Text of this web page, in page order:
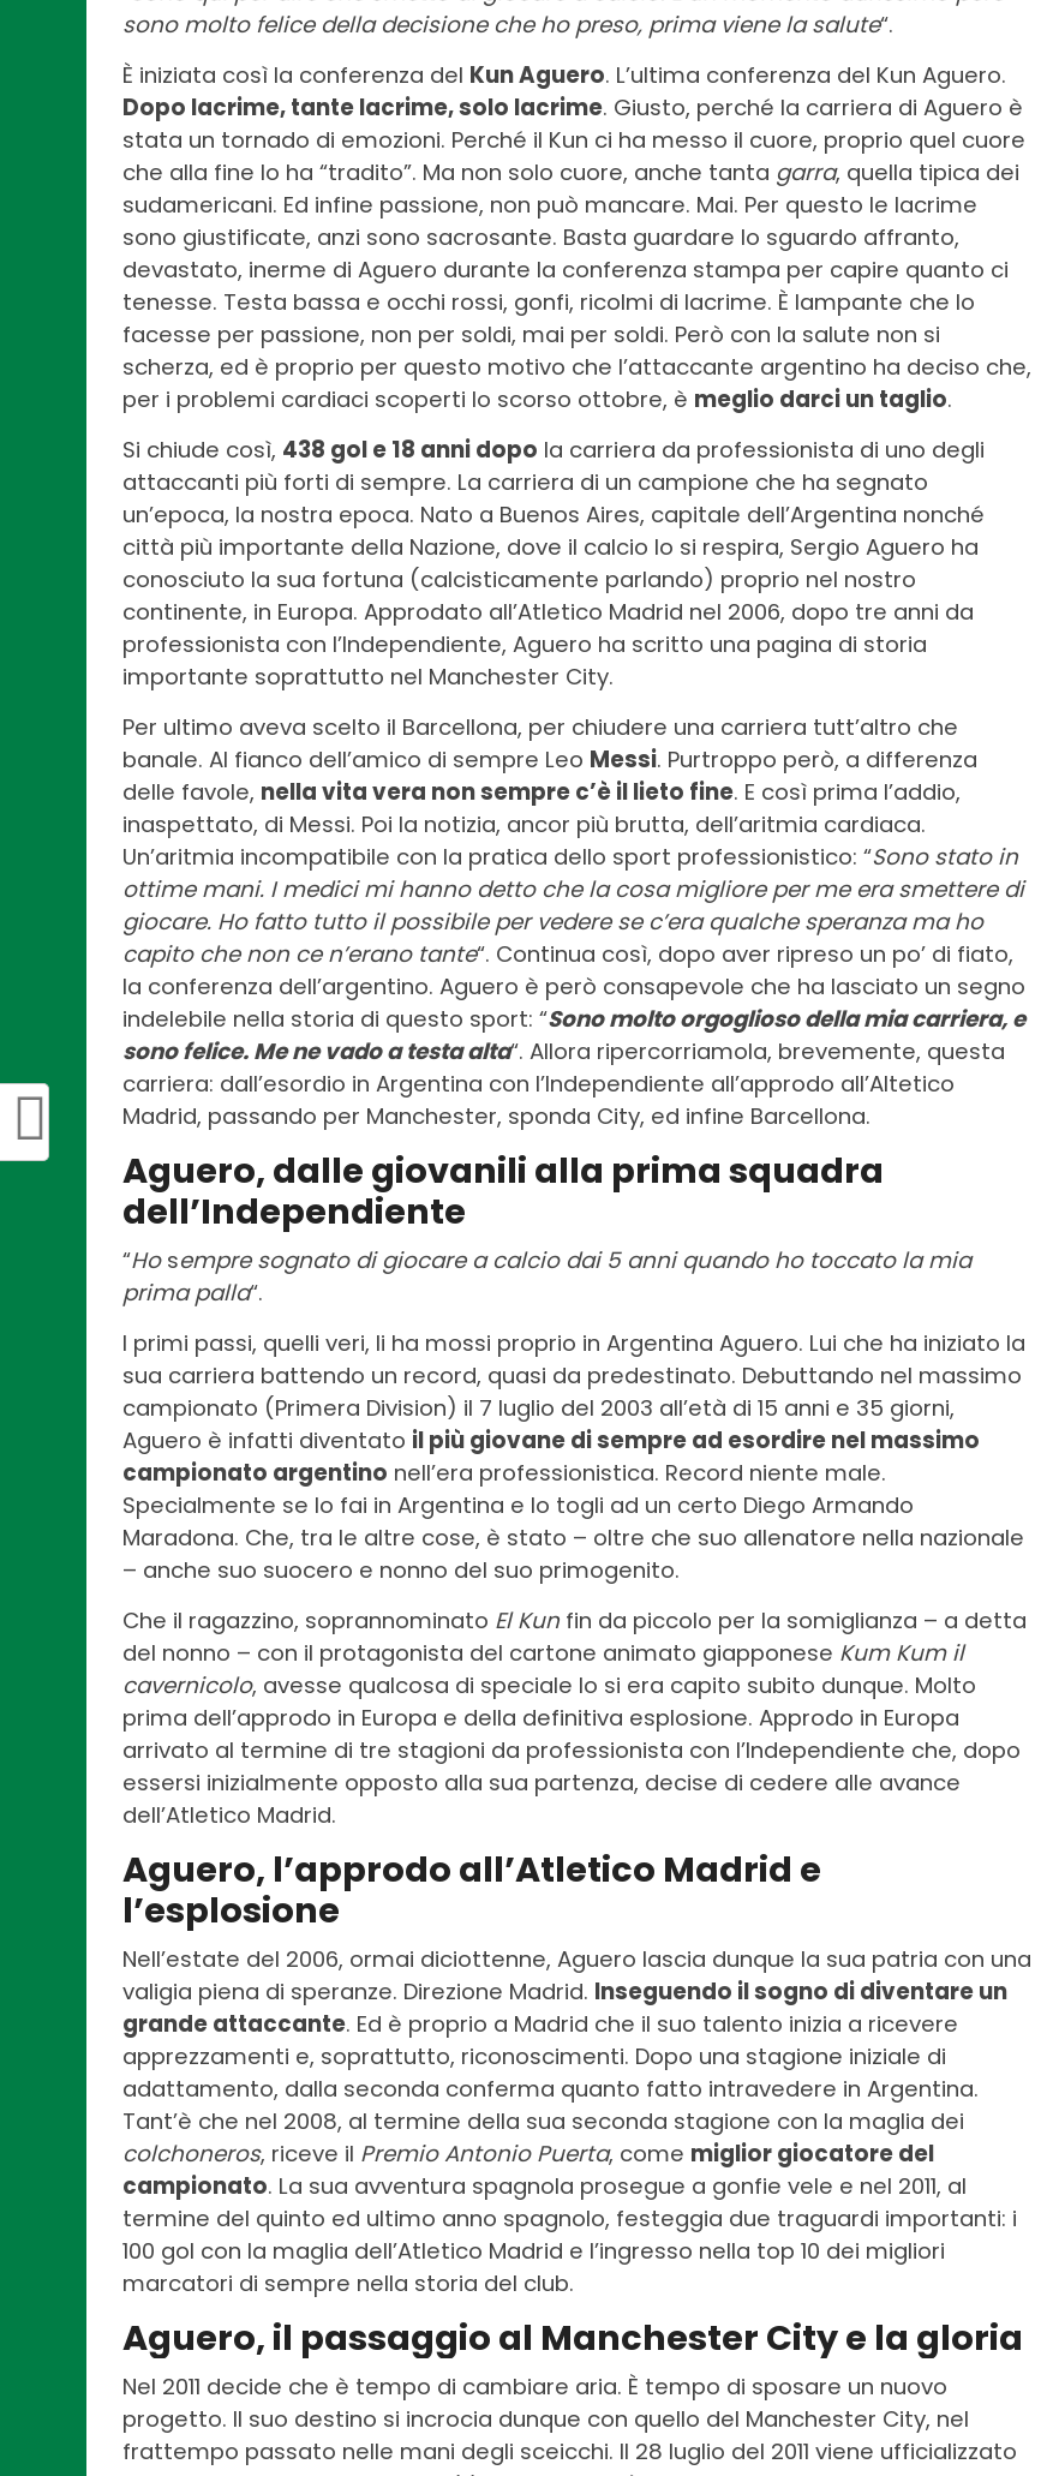
sono molto felice della decisione che ho preso, prima viene la salute“.
È iniziata così la conferenza del Kun Aguero. L’ultima conferenza del Kun Aguero.
Dopo lacrime, tante lacrime, solo lacrime. Giusto, perché la carriera di Aguero è
stata un tornado di emozioni. Perché il Kun ci ha messo il cuore, proprio quel cuore
che alla fine lo ha “tradito”. Ma non solo cuore, anche tanta garra, quella tipica dei
sudamericani. Ed infine passione, non può mancare. Mai. Per questo le lacrime
sono giustificate, anzi sono sacrosante. Basta guardare lo sguardo affranto,
devastato, inerme di Aguero durante la conferenza stampa per capire quanto ci
tenesse. Testa bassa e occhi rossi, gonfi, ricolmi di lacrime. È lampante che lo
facesse per passione, non per soldi, mai per soldi. Però con la salute non si
scherza, ed è proprio per questo motivo che l’attaccante argentino ha deciso che,
per i problemi cardiaci scoperti lo scorso ottobre, è meglio darci un taglio.
Si chiude così, 438 gol e 18 anni dopo la carriera da professionista di uno degli
attaccanti più forti di sempre. La carriera di un campione che ha segnato
un’epoca, la nostra epoca. Nato a Buenos Aires, capitale dell’Argentina nonché
città più importante della Nazione, dove il calcio lo si respira, Sergio Aguero ha
conosciuto la sua fortuna (calcisticamente parlando) proprio nel nostro
continente, in Europa. Approdato all’Atletico Madrid nel 2006, dopo tre anni da
professionista con l’Independiente, Aguero ha scritto una pagina di storia
importante soprattutto nel Manchester City.
Per ultimo aveva scelto il Barcellona, per chiudere una carriera tutt’altro che
banale. Al fianco dell’amico di sempre Leo Messi. Purtroppo però, a differenza
delle favole, nella vita vera non sempre c’è il lieto fine. E così prima l’addio,
inaspettato, di Messi. Poi la notizia, ancor più brutta, dell’aritmia cardiaca.
Un’aritmia incompatibile con la pratica dello sport professionistico: “Sono stato in
ottime mani. I medici mi hanno detto che la cosa migliore per me era smettere di
giocare. Ho fatto tutto il possibile per vedere se c’era qualche speranza ma ho
capito che non ce n’erano tante“. Continua così, dopo aver ripreso un po’ di fiato,
la conferenza dell’argentino. Aguero è però consapevole che ha lasciato un segno
indelebile nella storia di questo sport: “Sono molto orgoglioso della mia carriera, e
sono felice. Me ne vado a testa alta“. Allora ripercorriamola, brevemente, questa
carriera: dall’esordio in Argentina con l’Independiente all’approdo all’Altetico
Madrid, passando per Manchester, sponda City, ed infine Barcellona.
Aguero, dalle giovanili alla prima squadra
dell’Independiente
“Hosempre sognato di giocare a calcio dai 5 anni quando ho toccato la mia
prima palla“.
I primi passi, quelli veri, li ha mossi proprio in Argentina Aguero. Lui che ha iniziato la
sua carriera battendo un record, quasi da predestinato. Debuttando nel massimo
campionato (Primera Division) il 7 luglio del 2003 all’età di 15 anni e 35 giorni,
Aguero è infatti diventato il più giovane di sempre ad esordire nel massimo
campionato argentino nell’era professionistica. Record niente male.
Specialmente se lo fai in Argentina e lo togli ad un certo Diego Armando
Maradona. Che, tra le altre cose, è stato – oltre che suo allenatore nella nazionale
– anche suo suocero e nonno del suo primogenito.
Che il ragazzino, soprannominato El Kun fin da piccolo per la somiglianza – a detta
del nonno – con il protagonista del cartone animato giapponese Kum Kum il
cavernicolo, avesse qualcosa di speciale lo si era capito subito dunque. Molto
prima dell’approdo in Europa e della definitiva esplosione. Approdo in Europa
arrivato al termine di tre stagioni da professionista con l’Independiente che, dopo
essersi inizialmente opposto alla sua partenza, decise di cedere alle avance
dell’Atletico Madrid.
Aguero, l’approdo all’Atletico Madrid e
l’esplosione
Nell’estate del 2006, ormai diciottenne, Aguero lascia dunque la sua patria con una
valigia piena di speranze. Direzione Madrid. Inseguendo il sogno di diventare un
grande attaccante. Ed è proprio a Madrid che il suo talento inizia a ricevere
apprezzamenti e, soprattutto, riconoscimenti. Dopo una stagione iniziale di
adattamento, dalla seconda conferma quanto fatto intravedere in Argentina.
Tant’è che nel 2008, al termine della sua seconda stagione con la maglia dei
colchoneros, riceve il Premio Antonio Puerta, come miglior giocatore del
campionato. La sua avventura spagnola prosegue a gonfie vele e nel 2011, al
termine del quinto ed ultimo anno spagnolo, festeggia due traguardi importanti: i
100 gol con la maglia dell’Atletico Madrid e l’ingresso nella top 10 dei migliori
marcatori di sempre nella storia del club.
Aguero, il passaggio al Manchester City e la gloria
Nel 2011 decide che è tempo di cambiare aria. È tempo di sposare un nuovo
progetto. Il suo destino si incrocia dunque con quello del Manchester City, nel
frattempo passato nelle mani degli sceicchi. Il 28 luglio del 2011 viene ufficializzato